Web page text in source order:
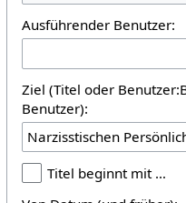
Ausführender Benutzer:
Ziel (Titel oder
Benutzer):
Titel beginnt mit …